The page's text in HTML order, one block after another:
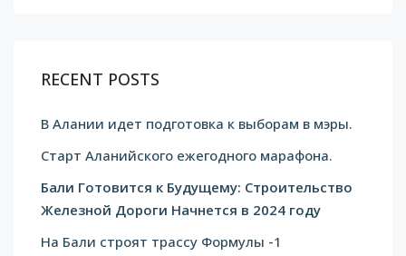
RECENT POSTS
В Алании идет подготовка к выборам в мэры.
Cтарт Аланийского ежегодного марафона.
Бали Готовится к Будущему: Строительство
Железной Дороги Начнется в 2024 году
На Бали строят трассу Формулы -1